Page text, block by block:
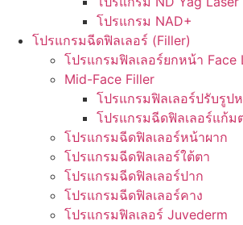
โปรแกรม NAD+
โปรแกรมฉีดฟิลเลอร์ (Filler)
โปรแกรมฟิลเลอร์ยกหน้า Face
Mid-Face Filler
โปรแกรมฟิลเลอร์ปรับรูป
โปรแกรมฉีดฟิลเลอร์แก้ม
โปรแกรมฉีดฟิลเลอร์หน้าผาก
โปรแกรมฉีดฟิลเลอร์ใต้ตา
โปรแกรมฉีดฟิลเลอร์ปาก
โปรแกรมฉีดฟิลเลอร์คาง
โปรแกรมฟิลเลอร์ Juvederm